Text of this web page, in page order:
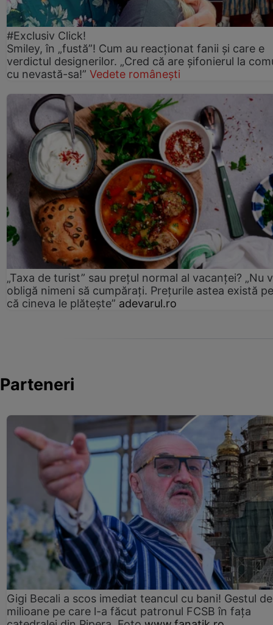
#Exclusiv Click!
Smiley, în „fustă”! Cum au reacționat fanii și care e
verdictul designerilor. „Cred că are șifonierul la
cu nevastă-sa!” Vedete românești
„Taxa de turist” sau prețul normal al vacanței? „Nu
obligă nimeni să cumpărați. Prețurile astea există
că cineva le plătește” adevarul.ro
Parteneri
Gigi Becali a scos imediat teancul cu bani! Gestul de
milioane pe care l-a făcut patronul FCSB în fața